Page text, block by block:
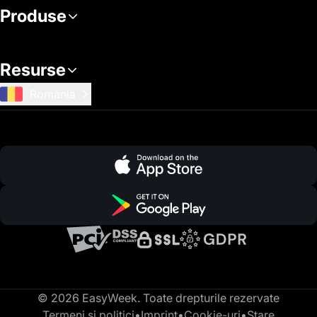
Produse
Resurse
© 2026 EasyWeek. Toate drepturile rezervate